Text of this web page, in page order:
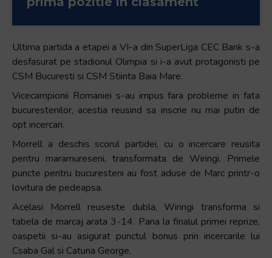
Accessibility
screen
reader,
press
This
shortcut
activates
the
screen
reader
help
you
Ultima partida a etapei a VI-a din SuperLiga CEC Bank s-a
desfasurat pe stadionul Olimpia si i-a avut protagonisti pe
CSM Bucuresti si CSM Stiinta Baia Mare.
Vicecampionii Romaniei s-au impus fara probleme in fata
bucurestenilor, acestia reusind sa inscrie nu mai putin de
opt incercari.
Morrell a deschis scorul partidei, cu o incercare reusita
pentru maramureseni, transformata de Wiringi. Primele
puncte pentru bucuresteni au fost aduse de Marc printr-o
lovitura de pedeapsa.
Acelasi Morrell reuseste dubla, Wiringi transforma si
tabela de marcaj arata 3-14. Pana la finalul primei reprize,
oaspetii si-au asigurat punctul bonus prin incercarile lui
Csaba Gal si Catuna George.